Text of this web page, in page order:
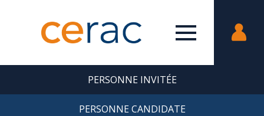
PERSONNE INVITÉE
PERSONNE CANDIDATE